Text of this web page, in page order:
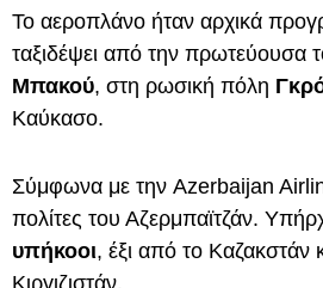
Το αεροπλάνο ήταν αρχικά
ταξιδέψει από την πρωτεύουσα
Μπακού, στη ρωσική πόλη
Καύκασο.
Σύμφωνα με την Azerbaijan
πολίτες του Αζερμπαϊτζάν.
υπήκοοι, έξι από το Καζακστάν
Κιργιζιστάν.